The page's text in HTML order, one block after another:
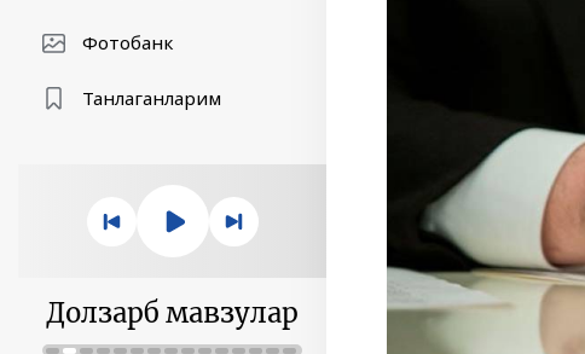
Фотобанк
Танлаганларим
Долзарб мавзулар